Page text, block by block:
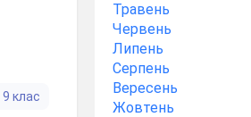
9 клас
Травень
Червень
Липень
Серпень
Вересень
Жовтень